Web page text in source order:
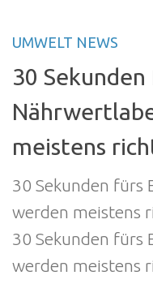
UMWELT NEWS
30
meistens
30 Sekunden fürs
werden meistens
30 Sekunden fürs
werden meistens